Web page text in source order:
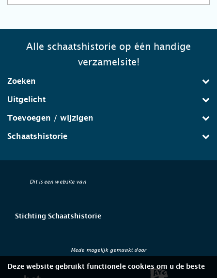
Alle schaatshistorie op één handige
verzamelsite!
Zoeken
Uitgelicht
Toevoegen / wijzigen
Schaatshistorie
Dit is een website van
Stichting Schaatshistorie
Mede mogelijk gemaakt door
Deze website gebruikt functionele cookies om u de beste